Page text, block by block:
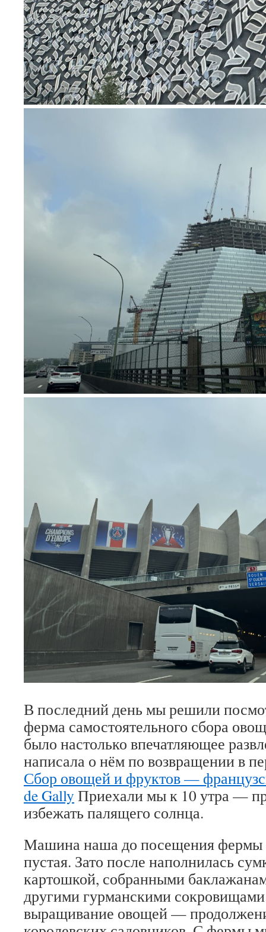
В последний день мы решили
ферма самостоятельного сбора
было настолько впечатляющее
написала о нём по возвращении в
Сбор овощей и фруктов —
de Gally Приехали мы к 10 утра —
избежать палящего солнца.
Машина наша до посещения фермы
пустая. Зато после наполнилась
картошкой, собранными
другими гурманскими
выращивание овощей —